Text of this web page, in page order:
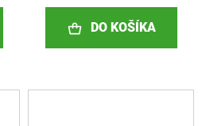
DO KOŠÍKA